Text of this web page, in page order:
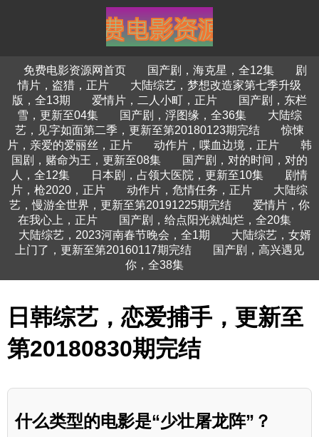
免费电影资源网首页 国产剧，海克星，全12集
剧
情片，盗猎，正片
大陆综艺，梦想改造家第七季升级
版，全13期
爱情片，二人小町，正片
国产剧，东栏
雪，更新至04集
国产剧，浮图缘，全36集
大陆综
艺，见字如面第二季，更新至第20180123期完结
惊悚
片，亲爱的爱丽丝，正片
动作片，喋血边境，正片
韩
国剧，赌命为王，更新至08集
国产剧，对的时间，对的
人，全12集
日本剧，占领大医院，更新至10集
剧情
片，枪2020，正片
动作片，危情任务，正片
大陆综
艺，慢游全世界，更新至第20191225期完结
爱情片，你
在我心上，正片
国产剧，给点阳光就灿烂，全20集
大陆综艺，2023河南春节晚会，全1期
大陆综艺，女婿
上门了，更新至第20160117期完结
国产剧，高兴遇见
你，全38集
日韩综艺，恋爱捕手，更新至
第20180830期完结
什么类型的电影是“少壮屠龙阵”？